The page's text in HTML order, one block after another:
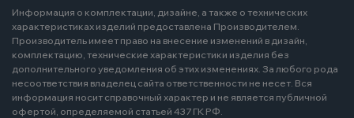
Информация о комплектации, дизайне, а также о технических
характеристиках изделий предоставлена Производителем.
Производитель имеет право на внесение изменений в дизайн,
комплектацию, технические характеристики изделия без
дополнительного уведомления об этих изменениях. За любого рода
несоответствия владелец сайта ответственности не несет. Вся
информация носит справочный характер и не является публичной
офертой, определяемой статьей 437 ГК РФ.